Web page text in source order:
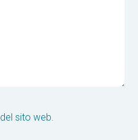
del sito web.